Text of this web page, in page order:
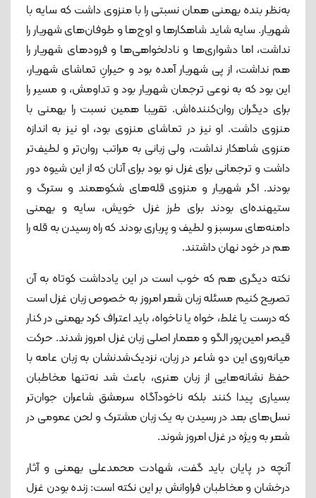
به‌نظر بنده بهمنی همان نسبتی را با منزوی داشت که سایه با
شهریار. سایه شاید شاهکارها و اوج‌ها و طوفان‌های شهریار را
نداشت، اما دشواری‌ها و نادلخواهی‌ها و فرودهای شهریار را
هم نداشت، از پی شهریار آمده بود و حیرانِ تماشای شهریار،
این بود که به نوعی ترجمان شهریار بود و تداومش، و مسیر را
برای دیگران روان‌کننده‌اش. تقریبا همین نسبت را بهمنی با
منزوی داشت. او نیز در تماشای منزوی بود، او نیز به اندازه
منزوی شاهکار نداشت، ولی زبانی به مراتب روان‌تر و لطیف‌تر
داشت و ترجمانی برای غزل نو بود برای آنان که از این شیوه دور
بودند. اگر شهریار و منزوی قله‌های شکوهمند و سترگ و
ستیهنده‌ای بودند برای طرز غزل خویش، سایه و بهمنی
دامنه‌های سرسبز و لطیف و پرباری بودند که راه رسیدن به قله را
هم در خود نهان داشتند.
نکته دیگری هم که خوب است در این یادداشت کوتاه به آن
تصریح کنیم مسئله زبان شعر امروز به خصوص زبان غزل است
که درست یا غلط، خواه یا ناخواه، باید اعتراف کرد بهمنی در کنار
قیصر امین‌پور الگو و معمار اصلی زبان غزل امروز شدند. حرکت
میانه‌روی این دو شاعر در زبان، نزدیک‌شدنشان به زبان عامه با
حفظ نشانه‌هایی از زبان هنری، باعث شد نه‌تنها مخاطبان
بسیاری پیدا کنند بلکه ناخودآگاه سرمشق شاعران جوان‌تر
نسل‌های بعد در رسیدن به یک زبان مشترک و لحن عمومی در
شعر به ویژه در غزل امروز شوند.
آنچه در پایان باید گفت، شهادت محمدعلی بهمنی و آثار
درخشان و مخاطبان فراوانش بر این نکته است: زنده بودن غزل